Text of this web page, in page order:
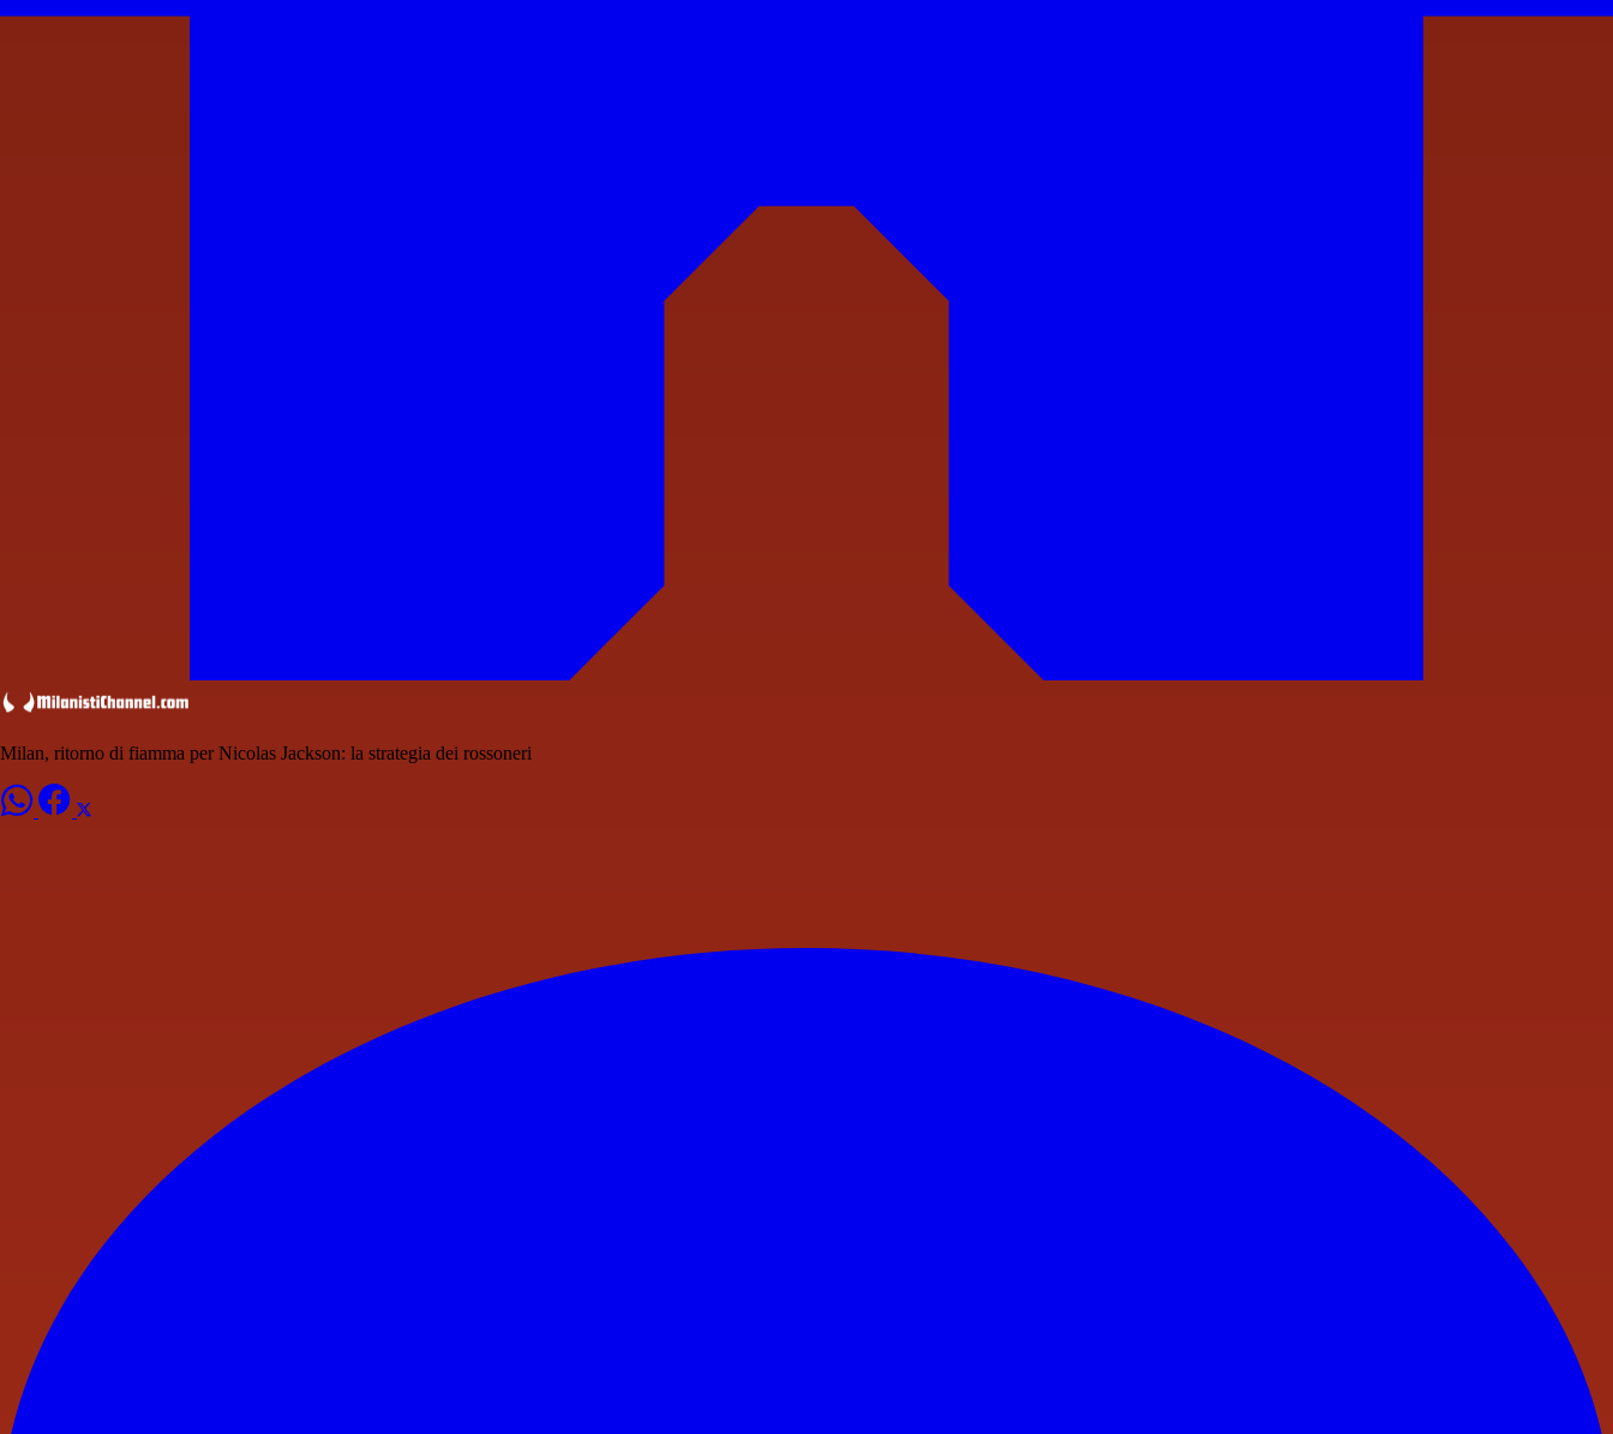
Milan, ritorno di fiamma per Nicolas Jackson: la strategia dei rossoneri